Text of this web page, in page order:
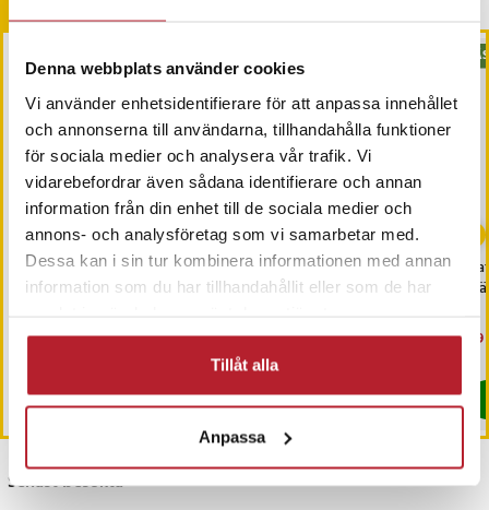
Denna webbplats använder cookies
Vi använder enhetsidentifierare för att anpassa innehållet
och annonserna till användarna, tillhandahålla funktioner
för sociala medier och analysera vår trafik. Vi
vidarebefordrar även sådana identifierare och annan
information från din enhet till de sociala medier och
annons- och analysföretag som vi samarbetar med.
Dessa kan i sin tur kombinera informationen med annan
information som du har tillhandahållit eller som de har
Tillåt alla
Anpassa
Andra köpte också
Rund pillerlåda med 7
färgkodade
medicinering morgon och
Pris:169 kr
169 kr
I lager, levereras inom 1-2 vardagar
Köp
Flygstrumpor /
Stödstrumpor XXL-
Kompressionsstrumpor
Pris:69 kr
69 kr
I lager, levereras inom 1-2 vardagar
Köp
Senast besökta